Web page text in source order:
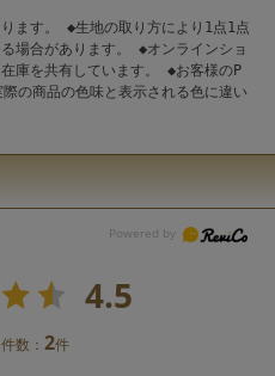
ます。 ◆生地の取り方により1点1点
場合があります。 ◆オンラインショ
庫を共有しています。 ◆お客様のP
の商品の色味と表示される色に違い
4.5
数：2件